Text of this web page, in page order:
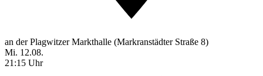
an der Plagwitzer Markthalle (Markranstädter Straße 8)
Mi. 12.08.
21:15 Uhr